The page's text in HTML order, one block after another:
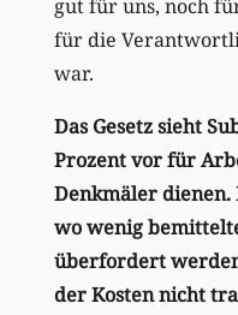
gut für uns, noch
für die
war.
Das Gesetz sieht
Prozent vor für
Denkmäler dienen.
wo wenig
überfordert
der Kosten nicht